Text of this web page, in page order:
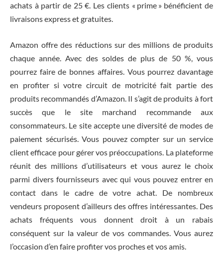
achats à partir de 25 €. Les clients « prime » bénéficient de
livraisons express et gratuites.
Amazon offre des réductions sur des millions de produits
chaque année. Avec des soldes de plus de 50 %, vous
pourrez faire de bonnes affaires. Vous pourrez davantage
en profiter si votre circuit de motricité fait partie des
produits recommandés d’Amazon. Il s’agit de produits à fort
succès que le site marchand recommande aux
consommateurs. Le site accepte une diversité de modes de
paiement sécurisés. Vous pouvez compter sur un service
client efficace pour gérer vos préoccupations. La plateforme
réunit des millions d’utilisateurs et vous aurez le choix
parmi divers fournisseurs avec qui vous pouvez entrer en
contact dans le cadre de votre achat. De nombreux
vendeurs proposent d’ailleurs des offres intéressantes. Des
achats fréquents vous donnent droit à un rabais
conséquent sur la valeur de vos commandes. Vous aurez
l’occasion d’en faire profiter vos proches et vos amis.